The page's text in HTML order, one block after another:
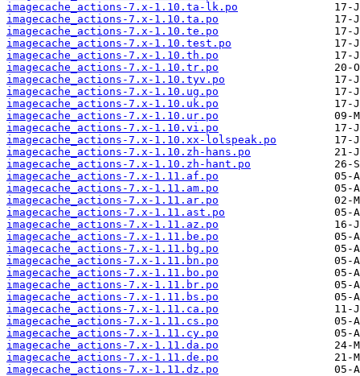
imagecache_actions-7.x-1.10.ta-lk.po
imagecache_actions-7.x-1.10.ta.po
imagecache_actions-7.x-1.10.te.po
imagecache_actions-7.x-1.10.test.po
imagecache_actions-7.x-1.10.th.po
imagecache_actions-7.x-1.10.tr.po
imagecache_actions-7.x-1.10.tyv.po
imagecache_actions-7.x-1.10.ug.po
imagecache_actions-7.x-1.10.uk.po
imagecache_actions-7.x-1.10.ur.po
imagecache_actions-7.x-1.10.vi.po
imagecache_actions-7.x-1.10.xx-lolspeak.po
imagecache_actions-7.x-1.10.zh-hans.po
imagecache_actions-7.x-1.10.zh-hant.po
imagecache_actions-7.x-1.11.af.po
imagecache_actions-7.x-1.11.am.po
imagecache_actions-7.x-1.11.ar.po
imagecache_actions-7.x-1.11.ast.po
imagecache_actions-7.x-1.11.az.po
imagecache_actions-7.x-1.11.be.po
imagecache_actions-7.x-1.11.bg.po
imagecache_actions-7.x-1.11.bn.po
imagecache_actions-7.x-1.11.bo.po
imagecache_actions-7.x-1.11.br.po
imagecache_actions-7.x-1.11.bs.po
imagecache_actions-7.x-1.11.ca.po
imagecache_actions-7.x-1.11.cs.po
imagecache_actions-7.x-1.11.cy.po
imagecache_actions-7.x-1.11.da.po
imagecache_actions-7.x-1.11.de.po
imagecache_actions-7.x-1.11.dz.po